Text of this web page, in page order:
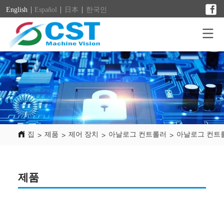
English Español 日本 한국인
집 > 제품 > 제어 장치 > 아날로그 컨트롤러 > 아날로그 컨트
제품